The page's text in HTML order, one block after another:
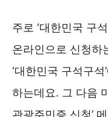
주로 ‘대한민국 구
온라인으로 신청하
‘대한민국 구석구
하는데요. 그 다음